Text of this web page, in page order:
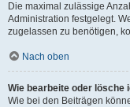
Die maximal zulässige
Administration festgelegt.
zugelassen zu benötigen,
Nach oben
Wie bearbeite oder lösche
Wie bei den Beiträgen